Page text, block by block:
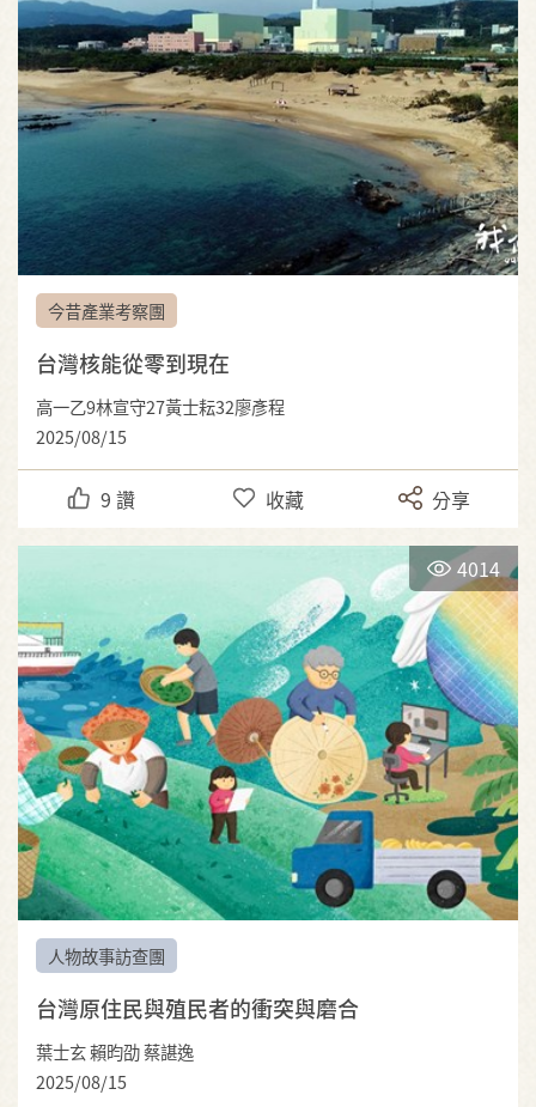
今昔產業考察團
台灣核能從零到現在
高一乙9林宣守27黃士耘32廖彥程
2025/08/15
9 讚 收藏 分享
4014
人物故事訪查團
台灣原住民與殖民者的衝突與磨合
葉士玄 賴昀劭 蔡諶逸
2025/08/15